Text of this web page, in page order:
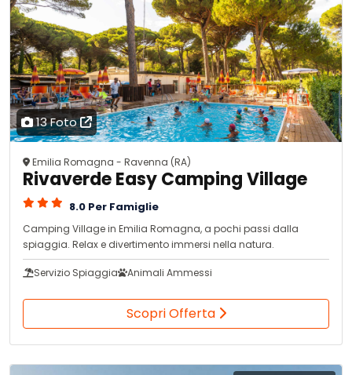
13 Foto
Emilia Romagna - Ravenna (RA)
Rivaverde Easy Camping Village
8.0 Per Famiglie
Camping Village in Emilia Romagna, a pochi passi dalla
spiaggia. Relax e divertimento immersi nella natura.
Servizio Spiaggia Animali Ammessi
Scopri Offerta